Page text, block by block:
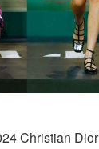
Christian Dior